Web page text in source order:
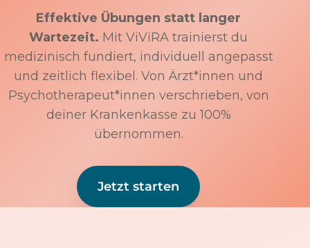
Effektive Übungen statt langer
Wartezeit. Mit ViViRA trainierst du
medizinisch fundiert, individuell angepasst
und zeitlich flexibel. Von Ärzt*innen und
Psychotherapeut*innen verschrieben, von
deiner Krankenkasse zu 100%
übernommen.
Jetzt starten